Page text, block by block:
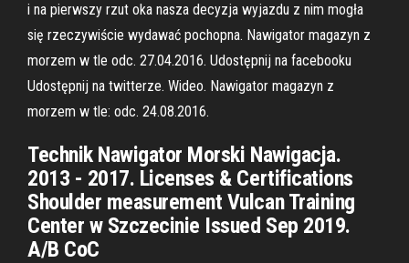
i na pierwszy rzut oka nasza decyzja wyjazdu z nim mogła
się rzeczywiście wydawać pochopna. Nawigator magazyn z
morzem w tle odc. 27.04.2016. Udostępnij na facebooku
Udostępnij na twitterze. Wideo. Nawigator magazyn z
morzem w tle: odc. 24.08.2016.
Technik Nawigator Morski Nawigacja.
2013 - 2017. Licenses & Certifications
Shoulder measurement Vulcan Training
Center w Szczecinie Issued Sep 2019.
A/B CoC